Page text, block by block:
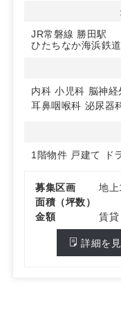
患者様にとって便利
◆ドラッグストア併
隣接地には調剤薬局
薬品の提供がスムー
ることができます。
JR常磐線 勝田駅
ひたちなか海浜鉄
内科 小児科 脳神経
耳鼻咽喉科 泌尿器
1階物件 戸建て ド
募集区画
地上
面積（坪数）
金額
賃貸
詳細を